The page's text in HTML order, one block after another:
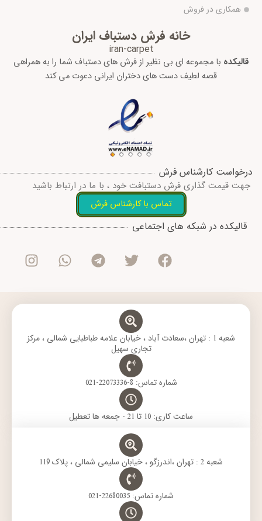
همکاری در فروش
خانه فرش دستباف ایران
iran-carpet
قالیکده با مجموعه ای بی نظیر از فرش های دستباف شما را به همراهی
قصه لطیف دست های دختران ایرانی دعوت می کند
درخواست کارشناس فرش
جهت قیمت گذاری فرش دستبافت خود ، با ما در ارتباط باشید
تماس با کارشناس فرش
قالیکده در شبکه های اجتماعی
F
c
e
o
T
i
t
e
r
T
l
e
r
W
a
t
a
I
s
t
g
m
شعبه 1 : تهران ،سعادت آباد ، خیابان علامه طباطبایی شمالی ، مرکز
تجاری سهیل
شماره تماس: 8-22073336-021
ساعت کاری: 10 تا 21 - جمعه ها تعطیل
شعبه 2 : تهران ،اندرزگو ، خیابان سلیمی شمالی ، پلاک 119
شماره تماس: 22680035-021